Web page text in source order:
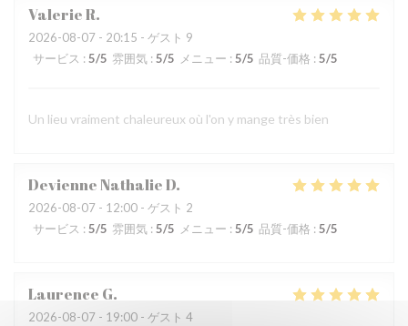
ValerieR
2026-08-07 - 20:15 - ゲスト 9
サービス : 5/5 雰囲気 : 5/5 メニュー : 5/5 品質-価格 : 5/5
Un lieu vraiment chaleureux où l'on y mange très bien
Devienne NathalieD
2026-08-07 - 12:00 - ゲスト 2
サービス : 5/5 雰囲気 : 5/5 メニュー : 5/5 品質-価格 : 5/5
Laurence G
2026-08-07 - 19:00 - ゲスト 4